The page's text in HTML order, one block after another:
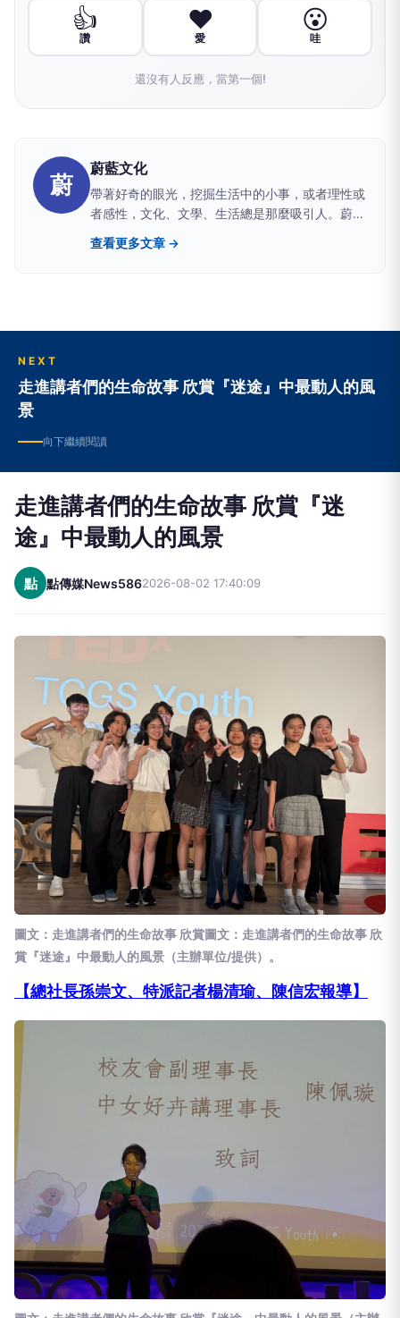
👍
讚
❤️
愛
😮
哇
還沒有人反應，當第一個!
蔚
蔚藍文化
帶著好奇的眼光，挖掘生活中的小事，或者理性或
者感性，文化、文學、生活總是那麼吸引人。蔚藍
文化出版社期許自己能帶領您在生活中開啟不同的
視野。http://azure0412.blogspot.tw｜歡迎加入
查看更多文章 →
NEXT
走進講者們的生命故事 欣賞『迷途』中最動人的風
景
向下繼續閱讀
走進講者們的生命故事 欣賞『迷
途』中最動人的風景
點 點傳媒News5862026-08-02 17:40:09
圖文：走進講者們的生命故事 欣賞圖文：走進講者們的生命故事 欣
賞『迷途』中最動人的風景（主辦單位/提供）。
【總社長孫崇文、特派記者楊清瑜、陳信宏報導】